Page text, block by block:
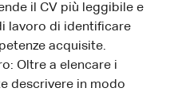
il CV più leggibile e
lavoro di identificare
acquisite.
Oltre a elencare i
descrivere in modo